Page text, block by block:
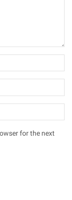
for the next